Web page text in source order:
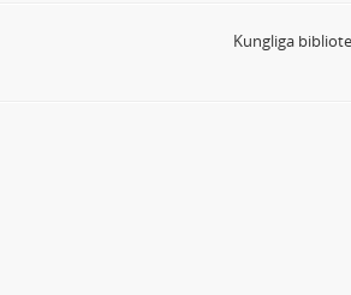
Kungliga